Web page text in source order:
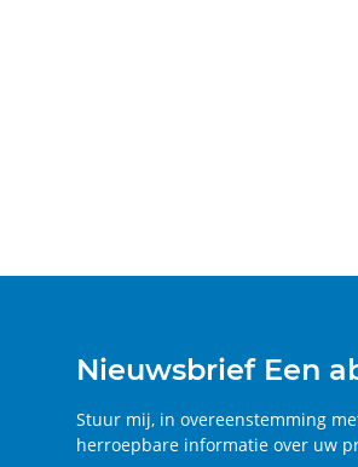
Nieuwsbrief Een
Stuur mij, in overeenstemming
herroepbare informatie over uw